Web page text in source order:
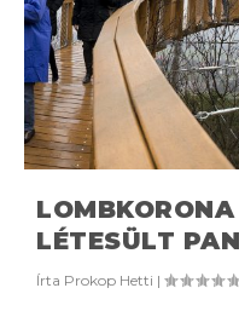
LÉTESÜLT
Írta Prokop Hetti |